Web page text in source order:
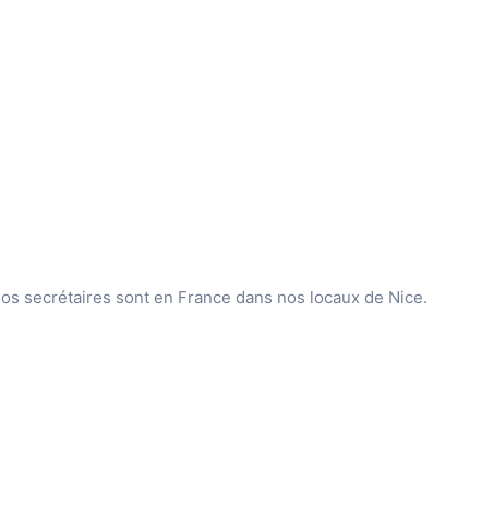
secrétaires sont en France dans nos locaux de Nice.